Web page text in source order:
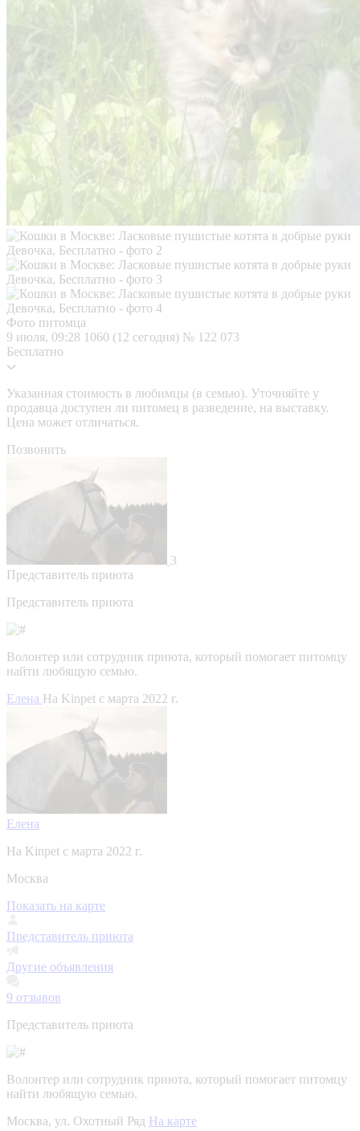
Фото питомца
9 июля, 09:28 1060 (12 сегодня) № 122 073
Бесплатно
Указанная стоимость в любимцы (в семью). Уточняйте у
продавца доступен ли питомец в разведение, на выставку.
Цена может отличаться.
Позвонить
3
Представитель приюта
Представитель приюта
Волонтер или сотрудник приюта, который помогает питомцу
найти любящую семью.
Елена На Kinpet c марта 2022 г.
Елена
На Kinpet c марта 2022 г.
Москва
Показать на карте
Представитель приюта
Другие объявления
9 отзывов
Представитель приюта
Волонтер или сотрудник приюта, который помогает питомцу
найти любящую семью.
Москва, ул. Охотный Ряд На карте